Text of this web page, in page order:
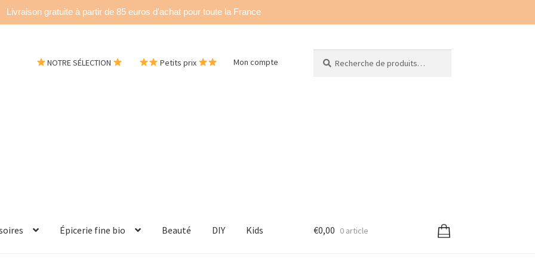
Livraison gratuite à partir de 85 euros d'achat pour toute la France
NOTRE SÉLECTION Petits prix Mon compte
pour :
Épicerie fine bio Beauté DIY Kids €0,00 0 article